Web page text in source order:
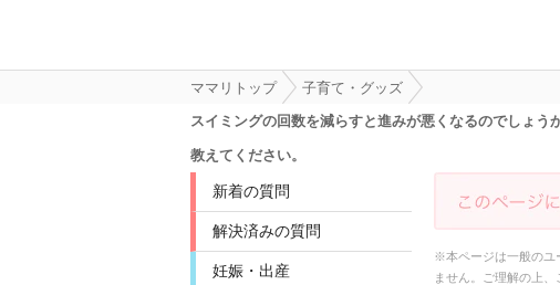
ママリトップ
子育て・グッズ
スイミングの回数を減らすと進みが悪くなるのでしょ
教えてください。
新着の質問
解決済みの質問
妊娠・出産
※本ページは一般のユ
ません。ご理解の上、